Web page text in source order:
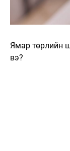
Ямар төрлийн
вэ?